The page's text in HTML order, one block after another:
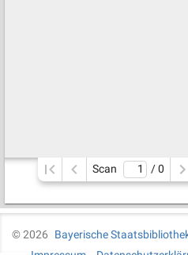
Scan / 0
©2026
Bayerische